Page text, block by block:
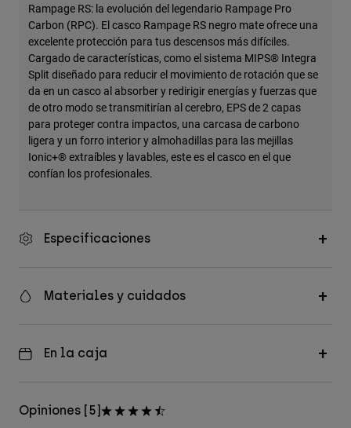
Rampage RS: la evolución del legendario Rampage Pro
Carbon (RPC). El casco Rampage RS negro mate ofrece una
excelente protección para tus descensos más difíciles.
Cargado de características, como el sistema MIPS® Integra
Split diseñado para reducir el movimiento de rotación que se
da en un casco al absorber y redirigir energías y fuerzas que
de otro modo se transmitirían al cerebro, EPS de 2 capas
para proteger contra impactos, una carcasa de carbono
ligera y un forro interior y almohadillas para las mejillas
Ionic+® extraíbles y lavables, este es el casco en el que
confían los profesionales.
Especificaciones
Materiales y cuidados
En la caja
Opiniones [5]